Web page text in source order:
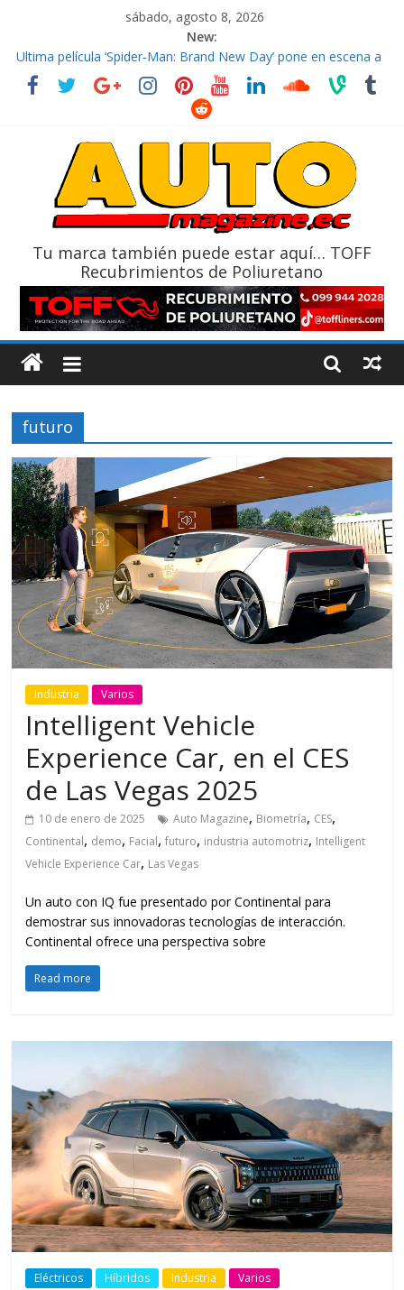
sábado, agosto 8, 2026
New:
El costo de tener un vehículo gana protagonismo a la hora de
decidir
Ultima película ‘Spider‑Man: Brand New Day’ pone en escena a
La Vuelta al Ecuador 2026, edición 47ª, recorre 7 provincias en 8
La FEDAK recibe 12 Sinotruk Bolden para cubrir las rutas de La
Tu marca también puede estar aquí… TOFF
Recubrimientos de Poliuretano
futuro
Industria Varios
Intelligent Vehicle
Experience Car, en el CES
de Las Vegas 2025
10 de enero de 2025 Auto Magazine, Biometría, CES,
Continental, demo, Facial,futuro, industria automotriz, Intelligent
Vehicle Experience Car, Las Vegas
Un auto con IQ fue presentado por Continental para
demostrar sus innovadoras tecnologías de interacción.
Continental ofrece una perspectiva sobre
Read more
Eléctricos Híbridos Industria Varios